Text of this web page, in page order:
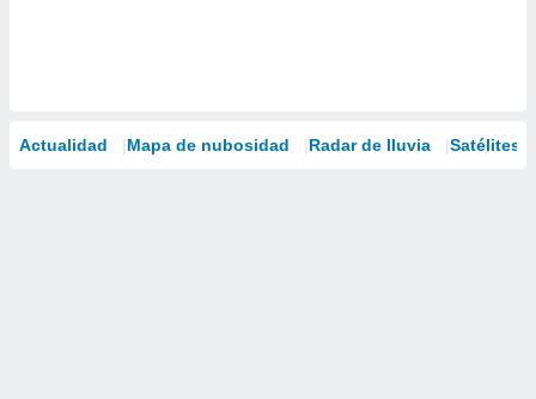
Actualidad Mapa de nubosidad Radar de lluvia Satélites